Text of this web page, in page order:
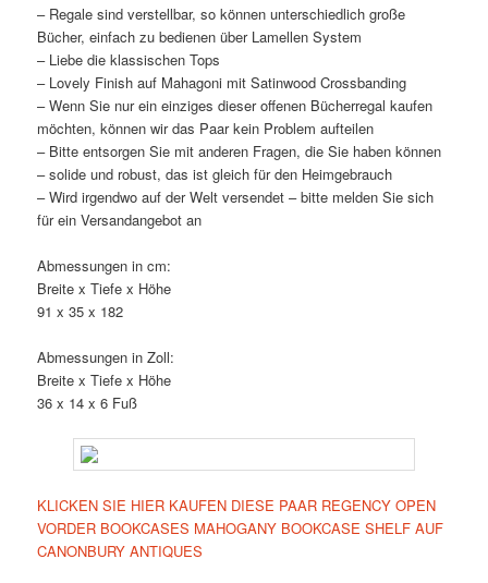
– Regale sind verstellbar, so können unterschiedlich große
Bücher, einfach zu bedienen über Lamellen System
– Liebe die klassischen Tops
– Lovely Finish auf Mahagoni mit Satinwood Crossbanding
– Wenn Sie nur ein einziges dieser offenen Bücherregal kaufen
möchten, können wir das Paar kein Problem aufteilen
– Bitte entsorgen Sie mit anderen Fragen, die Sie haben können
– solide und robust, das ist gleich für den Heimgebrauch
– Wird irgendwo auf der Welt versendet – bitte melden Sie sich
für ein Versandangebot an
Abmessungen in cm:
Breite x Tiefe x Höhe
91 x 35 x 182
Abmessungen in Zoll:
Breite x Tiefe x Höhe
36 x 14 x 6 Fuß
KLICKEN SIE HIER KAUFEN DIESE PAAR REGENCY OPEN
VORDER BOOKCASES MAHOGANY BOOKCASE SHELF AUF
CANONBURY ANTIQUES